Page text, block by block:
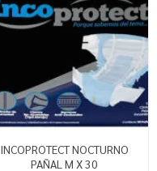
INCOPROTECT NOCTURNO
PAÑAL M X 30